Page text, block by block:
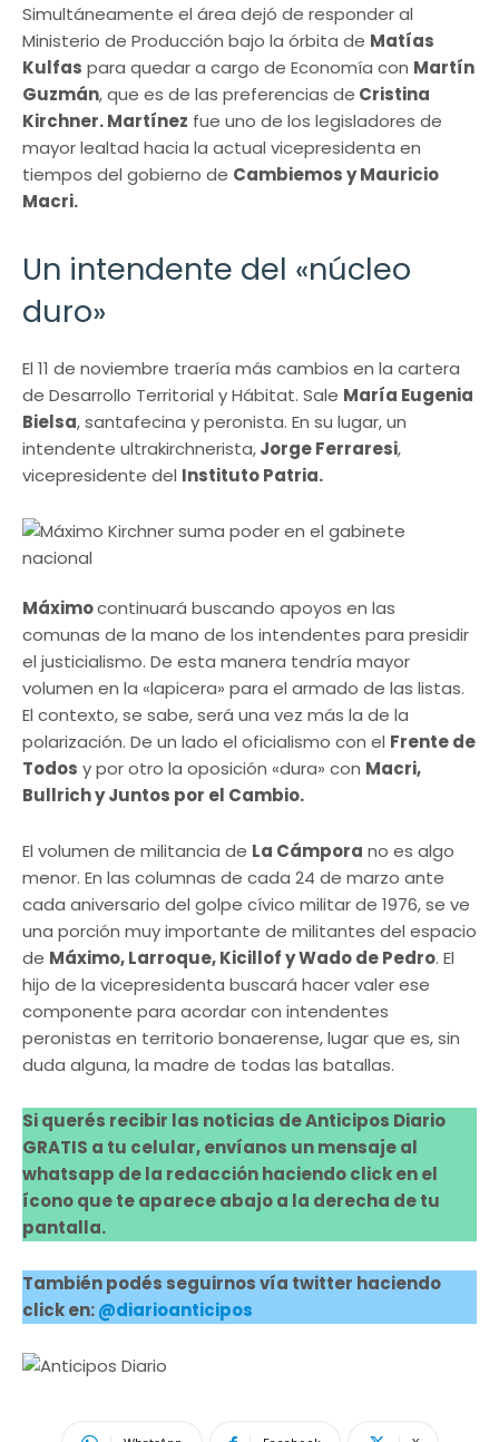
Simultáneamente el área dejó de responder al
Ministerio de Producción bajo la órbita de Matías
Kulfas para quedar a cargo de Economía con Martín
Guzmán, que es de las preferencias de Cristina
Kirchner. Martínez fue uno de los legisladores de
mayor lealtad hacia la actual vicepresidenta en
tiempos del gobierno de Cambiemos y Mauricio
Macri.
Un intendente del «núcleo
duro»
El 11 de noviembre traería más cambios en la cartera
de Desarrollo Territorial y Hábitat. Sale María Eugenia
Bielsa, santafecina y peronista. En su lugar, un
intendente ultrakirchnerista,Jorge Ferraresi,
vicepresidente del Instituto Patria.
Máximocontinuará buscando apoyos en las
comunas de la mano de los intendentes para presidir
el justicialismo. De esta manera tendría mayor
volumen en la «lapicera» para el armado de las listas.
El contexto, se sabe, será una vez más la de la
polarización. De un lado el oficialismo con el Frente de
Todos y por otro la oposición «dura» con Macri,
Bullrich y Juntos por el Cambio.
El volumen de militancia de La Cámpora no es algo
menor. En las columnas de cada 24 de marzo ante
cada aniversario del golpe cívico militar de 1976, se ve
una porción muy importante de militantes del espacio
de Máximo, Larroque, Kicillof y Wado de Pedro. El
hijo de la vicepresidenta buscará hacer valer ese
componente para acordar con intendentes
peronistas en territorio bonaerense, lugar que es, sin
duda alguna, la madre de todas las batallas.
Si querés recibir las noticias de Anticipos Diario
GRATIS a tu celular, envíanos un mensaje al
whatsapp de la redacción haciendo click en el
ícono que te aparece abajo a la derecha de tu
pantalla.
También podés seguirnos vía twitter haciendo
click en:@diarioanticipos